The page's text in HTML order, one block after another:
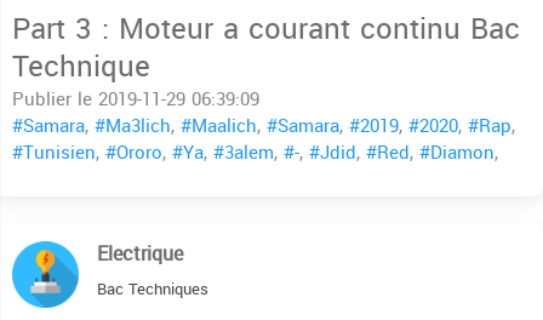
Part 3 : Moteur a courant continu Bac
Technique
Publier le 2019-11-29 06:39:09
#Samara,#Ma3lich,#Maalich,#Samara,#2019,#2020,#Rap,
#Tunisien,#Ororo,#Ya,#3alem,#-,#Jdid,#Red,#Diamon,
Electrique
Bac Techniques